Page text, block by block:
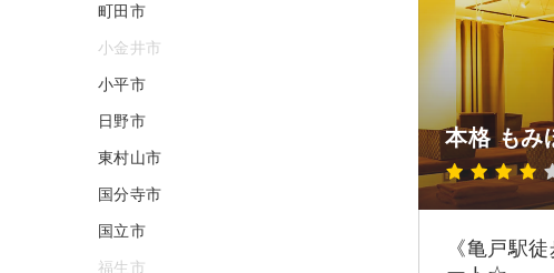
本格 もみ
《亀戸駅
町田市
小金井市
小平市
日野市
東村山市
国分寺市
国立市
福生市